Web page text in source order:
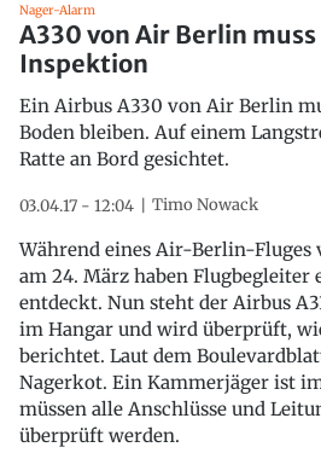
Nager-Alarm
A330 von Air Berlin
Inspektion
Ein Airbus A330 von Air Berlin
Boden bleiben. Auf einem
Ratte an Bord gesichtet.
03.04.17 - 12:04 Timo Nowack
Während eines Air-Berlin-
am 24. März haben Flugbegleiter
entdeckt. Nun steht der Airbus
im Hangar und wird überprüft,
berichtet. Laut dem
Nagerkot. Ein Kammerjäger ist
müssen alle Anschlüsse und
überprüft werden.